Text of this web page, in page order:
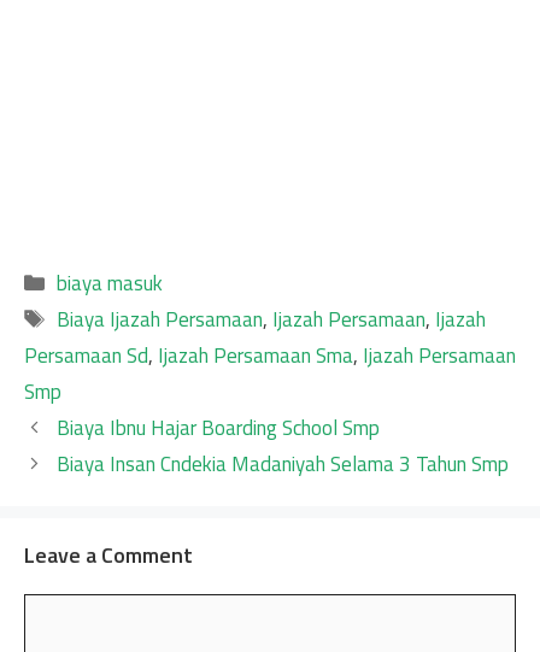
Categories
biaya masuk
Tags
Biaya Ijazah Persamaan, Ijazah Persamaan, Ijazah
Persamaan Sd, Ijazah Persamaan Sma, Ijazah Persamaan
Smp
Biaya Ibnu Hajar Boarding School Smp
Biaya Insan Cndekia Madaniyah Selama 3 Tahun Smp
Leave a Comment